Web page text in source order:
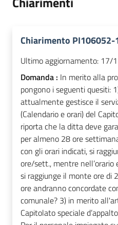
Chiarimento PI106052-
Ultimo aggiornamento: 17/
Domanda : In merito alla
pongono i seguenti quesiti:
attualmente gestisce il
(Calendario e orari) del
riporta che la ditta deve
per almeno 28 ore
con gli orari indicati, si
ore/sett., mentre nell’orario
si raggiunge il monte ore
ore andranno concordate
comunale? 3) in merito
Capitolato speciale